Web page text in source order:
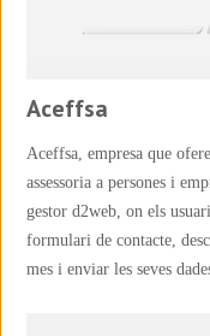
Aceffsa
Aceffsa, empresa que
assessoria a persones i
gestor d2web, on els
formulari de contacte,
mes i enviar les seves